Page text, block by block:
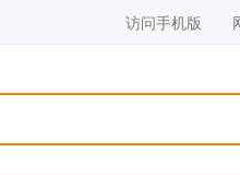
访问手机版